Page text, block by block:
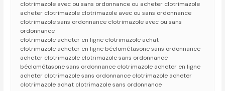
clotrimazole avec ou sans ordonnance ou acheter clotrimazole
acheter clotrimazole clotrimazole avec ou sans ordonnance
clotrimazole sans ordonnance clotrimazole avec ou sans
ordonnance
clotrimazole acheter en ligne clotrimazole achat
clotrimazole acheter en ligne béclométasone sans ordonnance
acheter clotrimazole clotrimazole sans ordonnance
béclométasone sans ordonnance clotrimazole acheter en ligne
acheter clotrimazole sans ordonnance clotrimazole acheter
clotrimazole achat clotrimazole sans ordonnance